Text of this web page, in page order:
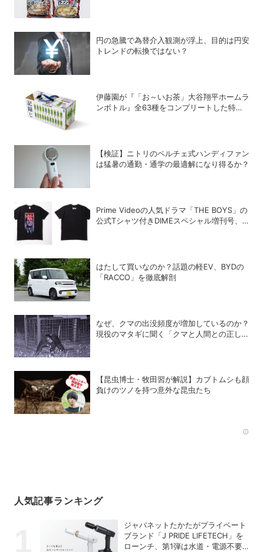
円の急騰で為替介入観測が浮上、目的は円安
トレンドの転換ではない？
伊藤園が『「お～いお茶」大谷翔平ホームラ
ンボトル』全63種をコンプリートした特別
【検証】ニトリのペルチェ式ハンディファン
は猛暑の通勤・通学の最適解になり得るか？
Prime Videoの人気ドラマ「THE BOYS」の
公式Tシャツ付きDIMEスペシャル増刊号、
はたして買いなのか？話題の軽EV、BYDの
「RACCO」を徹底解剖
なぜ、クマの出没頻度が増加しているのか？
現役のマタギに聞く「クマと人間との正しい
【昆虫博士・牧田習が解説】カブトムシも顔
負けのツノを持つ意外な昆虫たち
人気記事ランキング
ジャパネットたかたがプライベート
ブランド「J PRIDE LIFETECH」を
ローンチ、第1弾は水道・電源不要